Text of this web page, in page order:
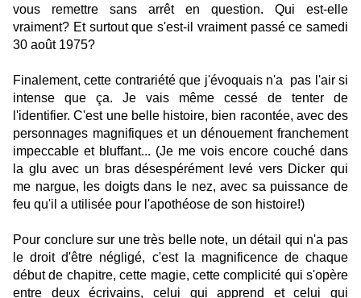
vous remettre sans arrêt en question. Qui est-elle
vraiment? Et surtout que s'est-il vraiment passé ce samedi
30 août 1975?
Finalement, cette contrariété que j'évoquais n'a pas l'air si
intense que ça. Je vais même cessé de tenter de
l'identifier. C'est une belle histoire, bien racontée, avec des
personnages magnifiques et un dénouement franchement
impeccable et bluffant... (Je me vois encore couché dans
la glu avec un bras désespérément levé vers Dicker qui
me nargue, les doigts dans le nez, avec sa puissance de
feu qu'il a utilisée pour l'apothéose de son histoire!)
Pour conclure sur une très belle note, un détail qui n'a pas
le droit d'être négligé, c'est la magnificence de chaque
début de chapitre, cette magie, cette complicité qui s'opère
entre deux écrivains, celui qui apprend et celui qui